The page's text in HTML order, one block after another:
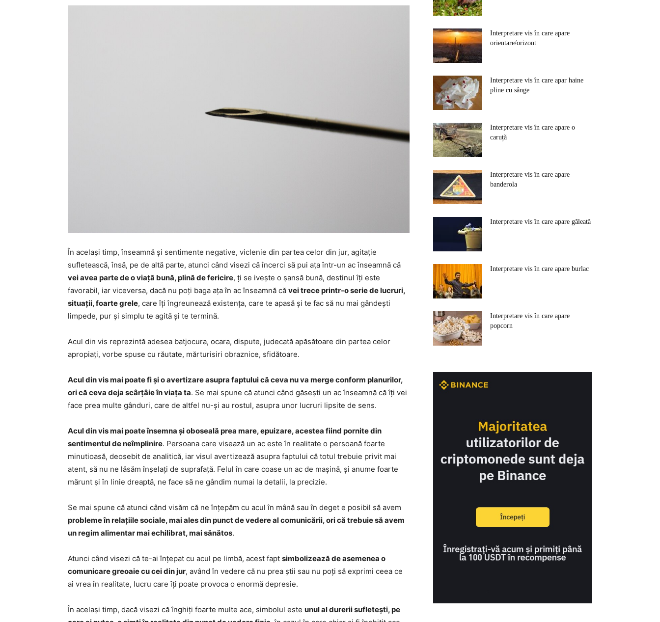
În același timp, înseamnă și sentimente negative, viclenie din partea celor din jur, agitație
sufletească, însă, pe de altă parte, atunci când visezi că încerci să pui ața într-un ac înseamnă că
vei avea parte de o viață bună, plină de fericire, ți se ivește o șansă bună, destinul îți este
favorabil, iar viceversa, dacă nu poți baga ața în ac înseamnă că vei trece printr-o serie de lucruri,
situații, foarte grele, care îți îngreunează existența, care te apasă și te fac să nu mai gândești
limpede, pur și simplu te agită și te termină.
Acul din vis reprezintă adesea batjocura, ocara, dispute, judecată apăsătoare din partea celor
apropiați, vorbe spuse cu răutate, mărturisiri obraznice, sfidătoare.
Acul din vis mai poate fi și o avertizare asupra faptului că ceva nu va merge conform planurilor,
ori că ceva deja scârțâie în viața ta. Se mai spune că atunci când găsești un ac înseamnă că îți vei
face prea multe gânduri, care de altfel nu-și au rostul, asupra unor lucruri lipsite de sens.
Acul din vis mai poate însemna și oboseală prea mare, epuizare, acestea fiind pornite din
sentimentul de neîmplinire. Persoana care visează un ac este în realitate o persoană foarte
minutioasă, deosebit de analitică, iar visul avertizează asupra faptului că totul trebuie privit mai
atent, să nu ne lăsăm înșelați de suprafață. Felul în care coase un ac de mașină, și anume foarte
mărunt și în linie dreaptă, ne face să ne gândim numai la detalii, la precizie.
Se mai spune că atunci când visăm că ne înțepăm cu acul în mână sau în deget e posibil să avem
probleme în relațiile sociale, mai ales din punct de vedere al comunicării, ori că trebuie să avem
un regim alimentar mai echilibrat, mai sănătos.
Atunci când visezi că te-ai înțepat cu acul pe limbă, acest fapt simbolizează de asemenea o
comunicare greoaie cu cei din jur, având în vedere că nu prea știi sau nu poți să exprimi ceea ce
ai vrea în realitate, lucru care îți poate provoca o enormă depresie.
În același timp, dacă visezi că înghiți foarte multe ace, simbolul este unul al durerii sufletești, pe
Interpretare vis în care apare
orientare/orizont
Interpretare vis în care apar haine
pline cu sânge
Interpretare vis în care apare o
caruță
Interpretare vis în care apare
banderola
Interpretare vis în care apare găleată
Interpretare vis în care apare burlac
Interpretare vis în care apare
popcorn